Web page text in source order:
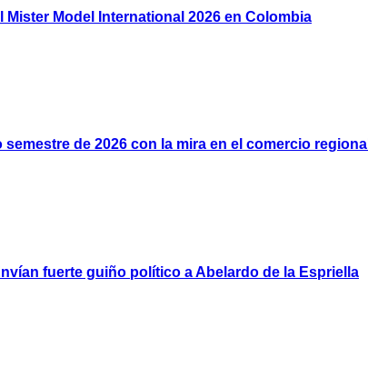
Model International 2026 en Colombia
de 2026 con la mira en el comercio regional
fuerte guiño político a Abelardo de la Espriella